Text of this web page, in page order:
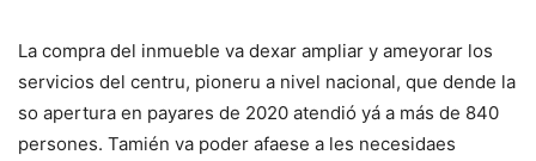
La compra del inmueble va dexar ampliar y ameyorar los
servicios del centru, pioneru a nivel nacional, que dende la
so apertura en payares de 2020 atendió yá a más de 840
persones. Tamién va poder afaese a les necesidaes